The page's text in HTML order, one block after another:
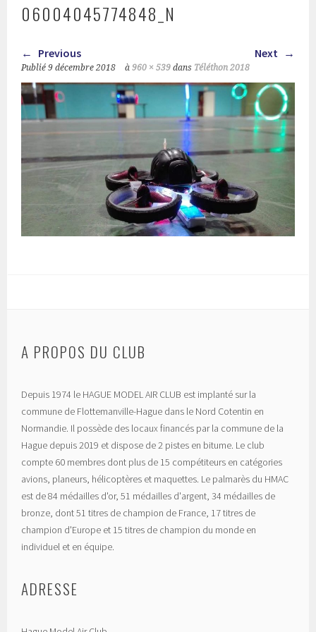
06004045774848_N
Previous Next
Publié9 décembre 2018 à960 × 539 dans Téléthon 2018
A PROPOS DU CLUB
Depuis 1974 le HAGUE MODEL AIR CLUB est implanté sur la
commune de Flottemanville-Hague dans le Nord Cotentin en
Normandie. Il possède des locaux financés par la commune de la
Hague depuis 2019 et dispose de 2 pistes en bitume. Le club
compte 60 membres dont plus de 15 compétiteurs en catégories
avions, planeurs, hélicoptères et maquettes. Le palmarès du HMAC
est de 84 médailles d'or, 51 médailles d'argent, 34 médailles de
bronze, dont 51 titres de champion de France, 17 titres de
champion d'Europe et 15 titres de champion du monde en
individuel et en équipe.
ADRESSE